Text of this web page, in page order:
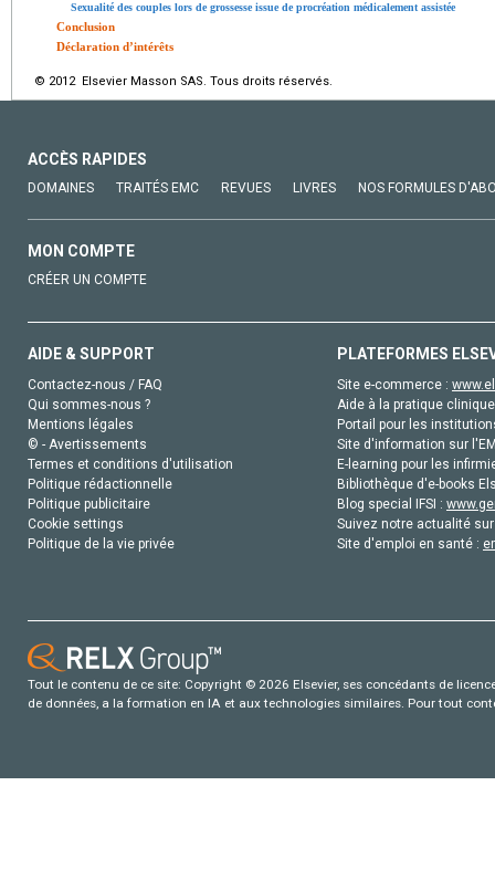
Sexualité des couples lors de grossesse issue de procréation médicalement assistée
Conclusion
Déclaration d’intérêts
© 2012 Elsevier Masson SAS. Tous droits réservés.
ACCÈS RAPIDES
DOMAINES TRAITÉS EMC REVUES LIVRES NOS FORMULES
MON COMPTE
CRÉER UN COMPTE
AIDE & SUPPORT
Contactez-nous / FAQ
Qui sommes-nous ?
Mentions légales
© - Avertissements
Termes et conditions d'utilisation
Politique rédactionnelle
Politique publicitaire
Cookie settings
Politique de la vie privée
PLATEFORMES
Site e-commerce :
Aide à la pratique
Portail pour les
Site d'information sur
E-learning pour les
Bibliothèque d'e-books
Blog special IFSI :
Suivez notre actualité
Site d'emploi en santé :
Tout le contenu de ce site: Copyright © 2026 Elsevier, ses concédants de
de données, a la formation en IA et aux technologies similaires. Pour tout